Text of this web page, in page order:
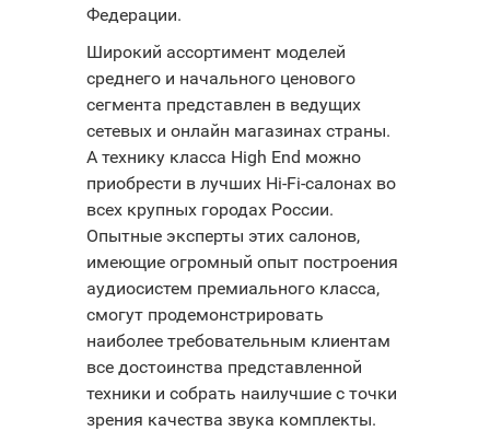
Федерации.
Широкий ассортимент моделей
среднего и начального ценового
сегмента представлен в ведущих
сетевых и онлайн магазинах страны.
А технику класса High End можно
приобрести в лучших Hi-Fi-салонах во
всех крупных городах России.
Опытные эксперты этих салонов,
имеющие огромный опыт построения
аудиосистем премиального класса,
смогут продемонстрировать
наиболее требовательным клиентам
все достоинства представленной
техники и собрать наилучшие с точки
зрения качества звука комплекты.